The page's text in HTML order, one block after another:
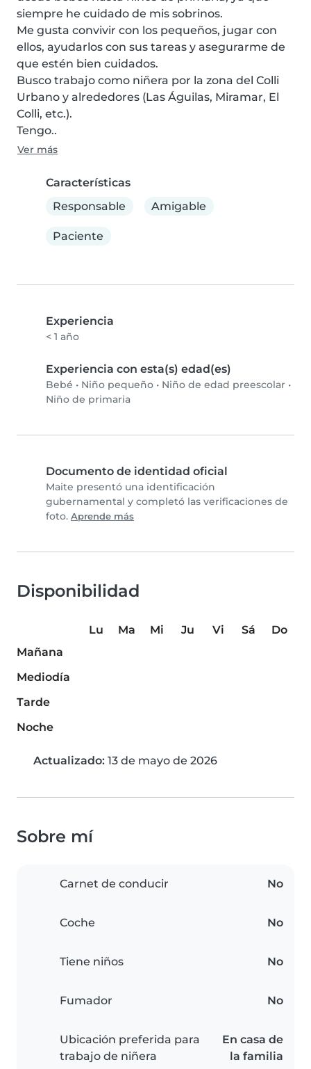
siempre he cuidado de mis sobrinos.
Me gusta convivir con los pequeños, jugar con
ellos, ayudarlos con sus tareas y asegurarme de
que estén bien cuidados.
Busco trabajo como niñera por la zona del Colli
Urbano y alrededores (Las Águilas, Miramar, El
Colli, etc.).
Tengo..
Ver más
Características
Responsable
Amigable
Paciente
Experiencia
< 1 año
Experiencia con esta(s) edad(es)
Bebé • Niño pequeño • Niño de edad preescolar •
Niño de primaria
Documento de identidad oficial
Maite presentó una identificación
gubernamental y completó las verificaciones de
foto. Aprende más
Disponibilidad
Lu Ma Mi Ju Vi Sá
Do
Mañana
Mediodía
Tarde
Noche
Actualizado: 13 de mayo de 2026
Sobre mí
Carnet de conducir No
Coche No
Tiene niños No
Fumador No
Ubicación preferida para
trabajo de niñera
En casa de
la familia